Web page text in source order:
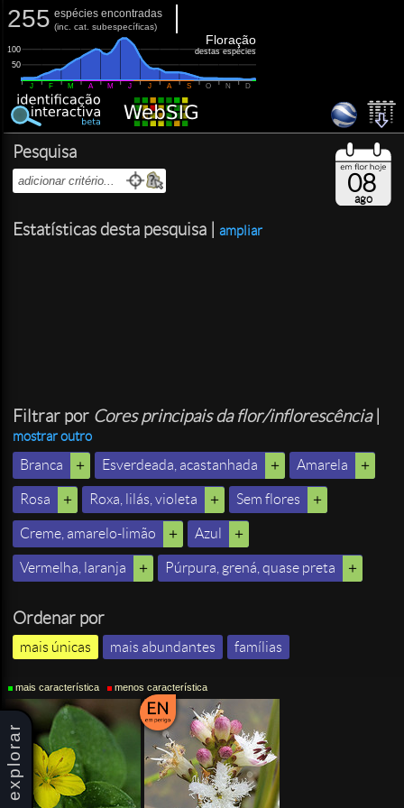
explorar
255 espécies encontradas
(inc. cat. subespecíficas)
50
100
J F M A M J J A S O N D
Floração
destas espécies
Pesquisa
Estatísticas desta pesquisa | ampliar
Filtrar por Cores principais da flor/inflorescência|
mostrar outro
Branca
Esverdeada, acastanhada Amarela
Rosa Roxa, lilás, violeta Sem flores
Creme, amarelo-limão Azul
Vermelha, laranja Púrpura, grená, quase preta
08
ago
Ordenar por
mais únicas mais abundantes famílias
mais característica menos característica